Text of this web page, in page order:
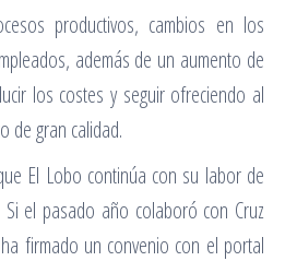
productivos, cambios en los
además de un aumento de
los costes y seguir ofreciendo al
de gran calidad.
El Lobo continúa con su labor de
el pasado año colaboró con Cruz
firmado un convenio con el portal